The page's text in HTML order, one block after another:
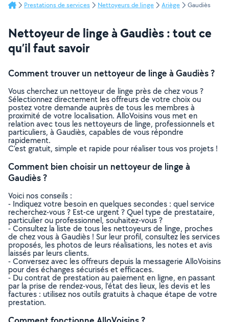
Prestations de services Nettoyeurs de linge Ariège Gaudiès
Nettoyeur de linge à Gaudiès : tout ce
qu’il faut savoir
Comment trouver un nettoyeur de linge à Gaudiès ?
Vous cherchez un nettoyeur de linge près de chez vous ?
Sélectionnez directement les offreurs de votre choix ou
postez votre demande auprès de tous les membres à
proximité de votre localisation. AlloVoisins vous met en
relation avec tous les nettoyeurs de linge, professionnels et
particuliers, à Gaudiès, capables de vous répondre
rapidement.
C’est gratuit, simple et rapide pour réaliser tous vos projets !
Comment bien choisir un nettoyeur de linge à
Gaudiès ?
Voici nos conseils :
- Indiquez votre besoin en quelques secondes : quel service
recherchez-vous ? Est-ce urgent ? Quel type de prestataire,
particulier ou professionnel, souhaitez-vous ?
- Consultez la liste de tous les nettoyeurs de linge, proches
de chez vous à Gaudiès ! Sur leur profil, consultez les services
proposés, les photos de leurs réalisations, les notes et avis
laissés par leurs clients.
- Conversez avec les offreurs depuis la messagerie AlloVoisins
pour des échanges sécurisés et efficaces.
- Du contrat de prestation au paiement en ligne, en passant
par la prise de rendez-vous, l’état des lieux, les devis et les
factures : utilisez nos outils gratuits à chaque étape de votre
prestation.